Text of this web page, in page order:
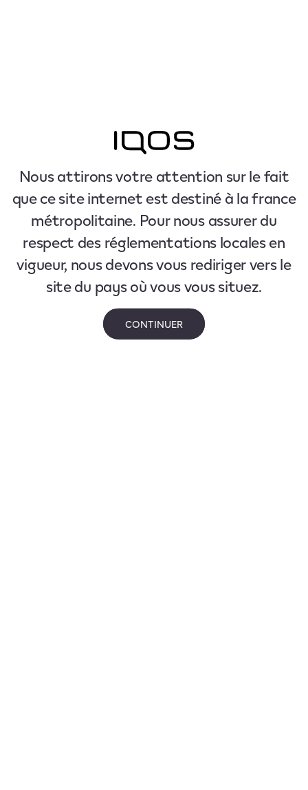
Nous attirons votre attention sur le fait
que ce site internet est destiné à la france
métropolitaine. Pour nous assurer du
respect des réglementations locales en
vigueur, nous devons vous rediriger vers le
site du pays où vous vous situez.
CONTINUER